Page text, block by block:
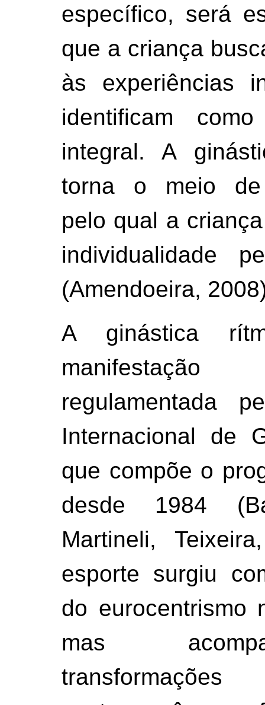
específico, será
que a criança
às experiências
identificam
integral. A
torna o meio de
pelo qual a
individualidade
(Amendoeira,
A ginástica
regulamentada
Internacional de
que compõe o
desde 1984
Martineli,
esporte surgiu
do eurocentrismo
mas